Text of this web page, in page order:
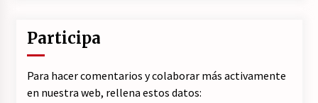
Participa
Para hacer comentarios y colaborar más activamente
en nuestra web, rellena estos datos: